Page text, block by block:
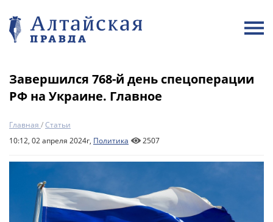
Завершился 768-й день спецоперации
РФ на Украине. Главное
Главная /Статьи
10:12, 02 апреля 2024г, Политика 2507